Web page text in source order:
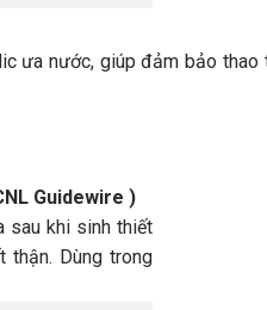
ưa nước, giúp đảm bảo thao
Guidewire )